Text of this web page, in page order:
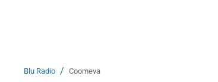
Blu Radio / Coomeva